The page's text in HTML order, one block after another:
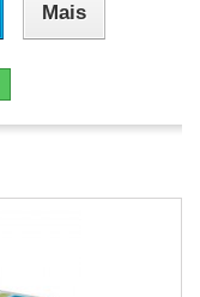
Mais